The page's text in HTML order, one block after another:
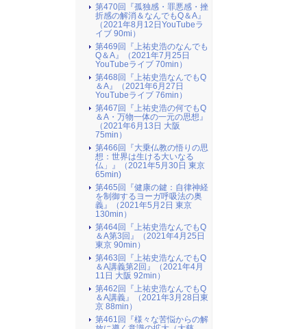
第470回『孤独感・罪悪感・挫
折感の解消＆なんでもQ＆A』
（2021年8月12日YouTubeラ
イブ 90mi）
第469回『上祐史浩のなんでも
Q＆A』（2021年7月25日
YouTubeライブ 70min）
第468回『上祐史浩なんでもQ
＆A』（2021年6月27日
YouTubeライブ 76min）
第467回『上祐史浩の何でもQ
＆A・万物一体の一元の思想』
（2021年6月13日 大阪
75min）
第466回『大乗仏教の悟りの思
想：世界は生ける大いなる
仏」』（2021年5月30日 東京
65min)
第465回『健康の鍵：自律神経
を制御するヨーガ呼吸法の奥
義』（2021年5月2日 東京
130min）
第464回『上祐史浩なんでもQ
＆A第3回』（2021年4月25日
東京 90min）
第463回『上祐史浩なんでもQ
＆A講義第2回』（2021年4月
11日 大阪 92min）
第462回『上祐史浩なんでもQ
＆A講義』（2021年3月28日東
京 88min）
第461回『様々な苦悩からの解